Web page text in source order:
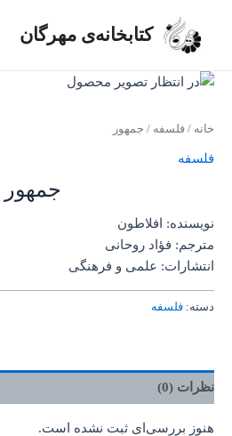
کتابخانه‌ی مهرگان
خانه / فلسفه / جمهور
فلسفه
جمهور
نویسنده: افلاطون
مترجم: فؤاد روحانی
انتشارات: علمی و فرهنگی
دسته: فلسفه
نظرات (0)
هنوز بررسی‌ای ثبت نشده است.